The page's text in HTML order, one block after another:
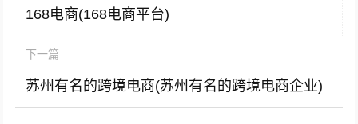
168电商(168电商平台)
下一篇
苏州有名的跨境电商(苏州有名的跨境电商企业)